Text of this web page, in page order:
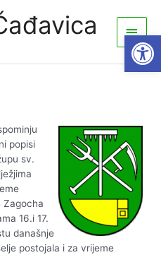
Main
Menu
popisi
sv.
Zagocha
16.i 17.
današnje
postojala i za vrijeme